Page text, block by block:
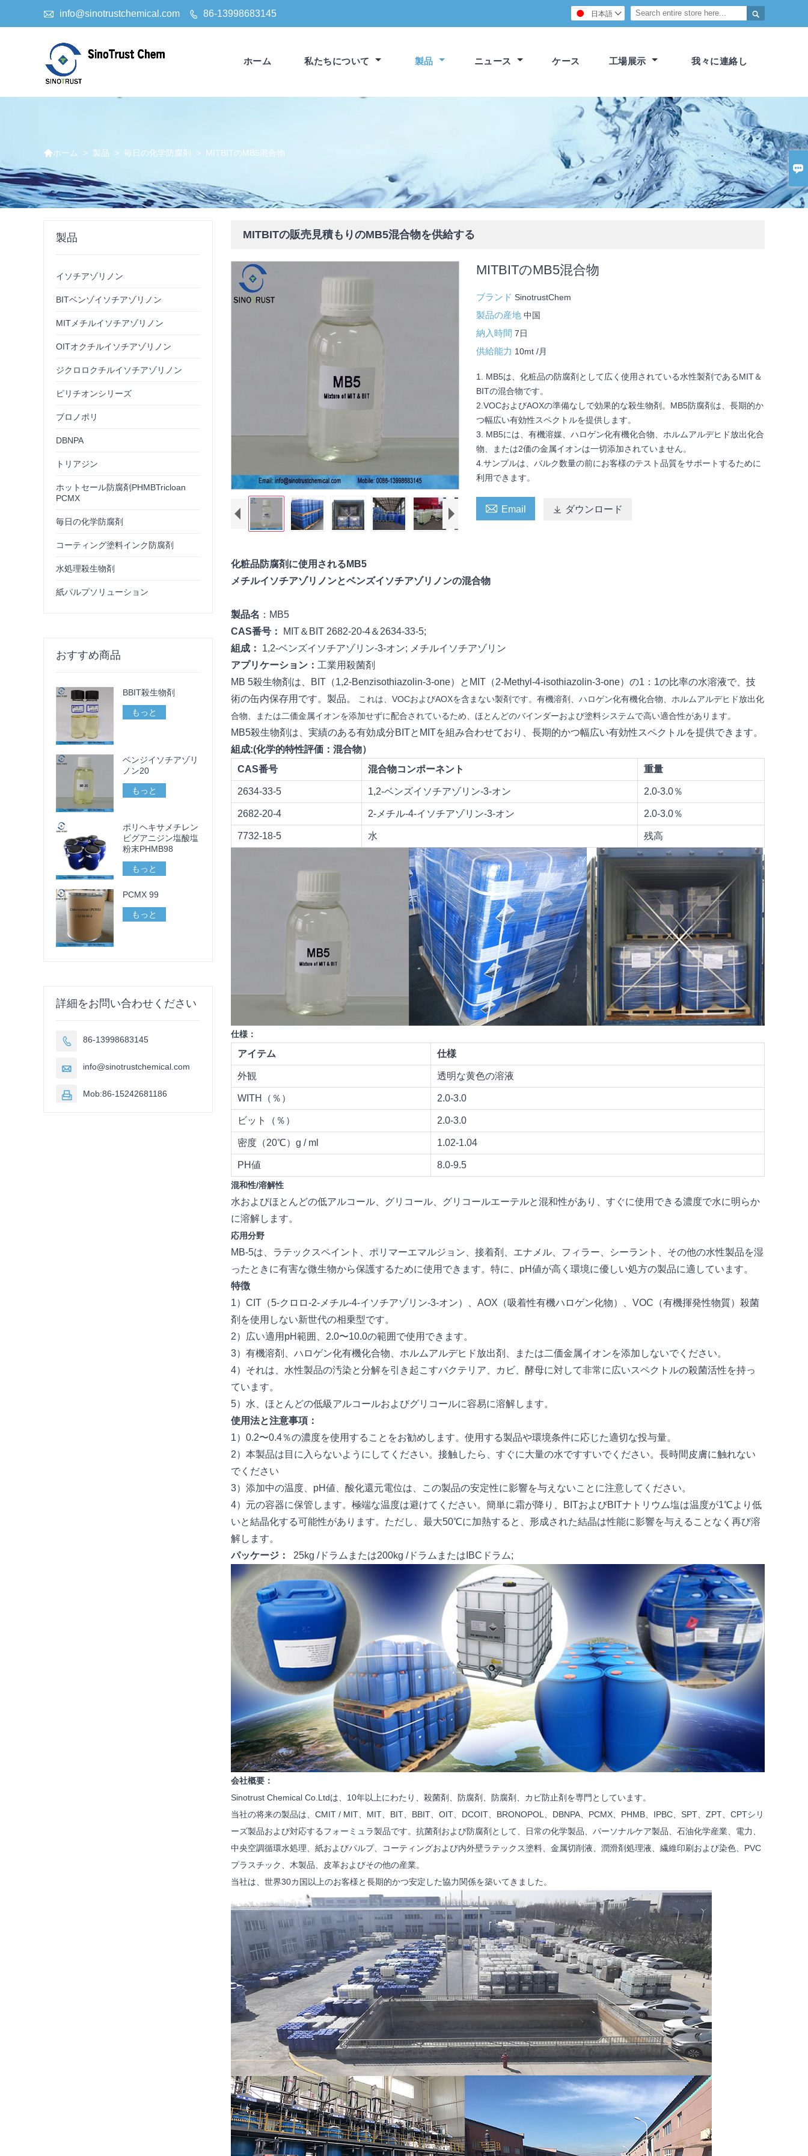

 info@sinotrustchemical.com  86-13998683145 
日本語 
ホーム 私たちについて 製品 ニュース ケース 工場展示 我々に連絡し
ホーム > 製品 > 毎日の化学防腐剤 > MITBITのMB5混合物
MITBITの販売見積もりの​​MB5混合物を供給する
MITBITのMB5混合物
ブランドSinotrustChem
製品の産地中国
納入時間7日
供給能力 10mt /月
1. MB5は、化粧品の防腐剤として広く使用されている水性製剤であるMIT＆
BITの混合物です。
2.VOCおよびAOXの準備なしで効果的な殺生物剤。MB5防腐剤は、長期的か
つ幅広い有効性スペクトルを提供します。
3. MB5には、有機溶媒、ハロゲン化有機化合物、ホルムアルデヒド放出化合
物、または2価の金属イオンは一切添加されていません。
4.サンプルは、バルク数量の前にお客様のテスト品質をサポートするために
利用できます。
 Email  ダウンロード
化粧品防腐剤に使用されるMB5
メチルイソチアゾリノンとベンズイソチアゾリノンの混合物
製品名 ：MB5
CAS番号：
MIT＆BIT 2682-20-4＆2634-33-5;
組成：
1,2-ベンズイソチアゾリン-3-オン; メチルイソチアゾリン
アプリケーション： 工業用殺菌剤
MB 5殺生物剤は、BIT（1,2-Benzisothiazolin-3-one）とMIT（2-Methyl-4-isothiazolin-3-one）の1：1の比率の水溶液で、技
術の缶内保存用です。製品。 これは、VOCおよびAOXを含まない製剤です。有機溶剤、ハロゲン化有機化合物、ホルムアルデヒド放出化
合物、または二価金属イオンを添加せずに配合されているため、ほとんどのバインダーおよび塗料システムで高い適合性があります。
MB5殺生物剤は、実績のある有効成分BITとMITを組み合わせており、長期的かつ幅広い有効性スペクトルを提供できます。
組成:(化学的特性評価：混合物）
CAS番号
混合物コンポーネント 重量
2634-33-5 1,2-ベンズイソチアゾリン-3-オン 2.0-3.0％
2682-20-4 2-メチル-4-イソチアゾリン-3-オン 2.0-3.0％
7732-18-5 水 残高
仕様：
アイテム 仕様
外観 透明な黄色の溶液
WITH（％） 2.0-3.0
ビット（％） 2.0-3.0
密度（20℃）g / ml 1.02-1.04
PH値 8.0-9.5
混和性/溶解性
水およびほとんどの低アルコール、グリコール、グリコールエーテルと混和性があり、すぐに使用できる濃度で水に明らか
に溶解します。
応用分野
MB-5は、ラテックスペイント、ポリマーエマルジョン、接着剤、エナメル、フィラー、シーラント、その他の水性製品を湿
ったときに有害な微生物から保護するために使用できます。特に、pH値が高く環境に優しい処方の製品に適しています。
特徴
1）CIT（5-クロロ-2-メチル-4-イソチアゾリン-3-オン）、AOX（吸着性有機ハロゲン化物）、VOC（有機揮発性物質）殺菌
剤を使用しない新世代の相乗型です。
2）広い適用pH範囲、2.0〜10.0の範囲で使用できます。
3）有機溶剤、ハロゲン化有機化合物、ホルムアルデヒド放出剤、または二価金属イオンを添加しないでください。
4）それは、水性製品の汚染と分解を引き起こすバクテリア、カビ、酵母に対して非常に広いスペクトルの殺菌活性を持っ
ています。
5）水、ほとんどの低級アルコールおよびグリコールに容易に溶解します。
使用法と注意事項：
1）0.2〜0.4％の濃度を使用することをお勧めします。使用する製品や環境条件に応じた適切な投与量。
2）本製品は目に入らないようにしてください。接触したら、すぐに大量の水ですすいでください。長時間皮膚に触れない
でください
3）添加中の温度、pH値、酸化還元電位は、この製品の安定性に影響を与えないことに注意してください。
4）元の容器に保管します。極端な温度は避けてください。簡単に霜が降り、BITおよびBITナトリウム塩は温度が1℃より低
いと結晶化する可能性があります。ただし、最大50℃に加熱すると、形成された結晶は性能に影響を与えることなく再び溶
解します。
パッケージ：
25kg /ドラムまたは200kg /ドラムまたはIBCドラム;
会社概要：
Sinotrust Chemical Co.Ltdは、10年以上にわたり、殺菌剤、防腐剤、防腐剤、カビ防止剤を専門としています。
当社の将来の製品は、CMIT / MIT、MIT、BIT、BBIT、OIT、DCOIT、BRONOPOL、DBNPA、PCMX、PHMB、IPBC、SPT、ZPT、CPTシリ
ーズ製品および対応するフォーミュラ製品です。抗菌剤および防腐剤として、日常の化学製品、パーソナルケア製品、石油化学産業、電力、
中央空調循環水処理、紙およびパルプ、コーティングおよび内外壁ラテックス塗料、金属切削液、潤滑剤処理液、繊維印刷および染色、PVC
プラスチック、木製品、皮革およびその他の産業。
当社は、世界30カ国以上のお客様と長期的かつ安定した協力関係を築いてきました。
製品
イソチアゾリノン
BITベンゾイソチアゾリノン
MITメチルイソチアゾリノン
OITオクチルイソチアゾリノン
ジクロロクチルイソチアゾリノン
ピリチオンシリーズ
ブロノポリ
DBNPA
トリアジン
ホットセール防腐剤PHMBTricloan
PCMX
毎日の化学防腐剤
コーティング塗料インク防腐剤
水処理殺生物剤
紙パルプソリューション
おすすめ商品
BBIT殺生物剤
もっと
ベンジイソチアゾリ
ノン20
もっと
ポリヘキサメチレン
ビグアニジン塩酸塩
粉末PHMB98
もっと
PCMX 99
もっと
詳細をお問い合わせください
 86-13998683145
 info@sinotrustchemical.com
 Mob:86-15242681186